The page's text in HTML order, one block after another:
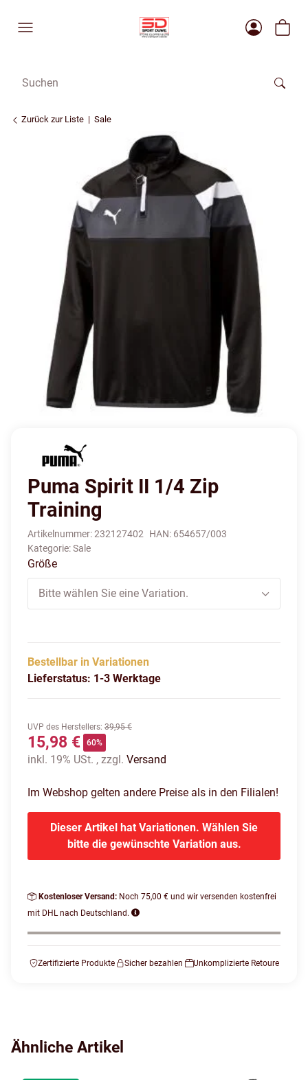
Zurück zur Liste Sale
Puma Spirit II 1/4 Zip
Training
Artikelnummer:232127402 HAN: 654657/003
Kategorie:Sale
Größe
Bitte wählen Sie eine Variation.
Bestellbar in Variationen
Lieferstatus: 1-3 Werktage
UVP des Herstellers: 39,95 €
15,98 € 60%
inkl. 19% USt. , zzgl. Versand
Im Webshop gelten andere Preise als in den Filialen!
Dieser Artikel hat Variationen. Wählen Sie
bitte die gewünschte Variation aus.
Kostenloser Versand: Noch 75,00 € und wir versenden kostenfrei
mit DHL nach Deutschland.
Zertifizierte Produkte Sicher bezahlen Unkomplizierte Retoure
Ähnliche Artikel